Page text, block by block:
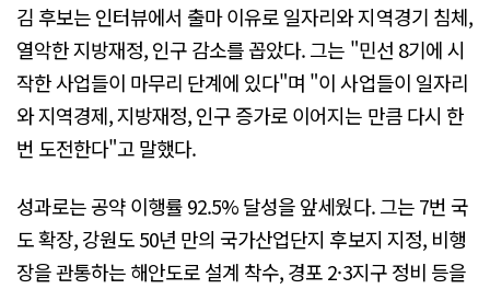
김 후보는 인터뷰에서 출마 이유로 일자리와 지역경기 침체,
열악한 지방재정, 인구 감소를 꼽았다. 그는 "민선 8기에 시
작한 사업들이 마무리 단계에 있다"며 "이 사업들이 일자리
와 지역경제, 지방재정, 인구 증가로 이어지는 만큼 다시 한
번 도전한다"고 말했다.
성과로는 공약 이행률 92.5% 달성을 앞세웠다. 그는 7번 국
도 확장, 강원도 50년 만의 국가산업단지 후보지 지정, 비행
장을 관통하는 해안도로 설계 착수, 경포 2·3지구 정비 등을